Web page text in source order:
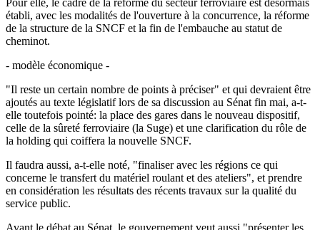
établi, avec les modalités de l'ouverture à la concurrence, la réforme
de la structure de la SNCF et la fin de l'embauche au statut de
cheminot.
- modèle économique -
"Il reste un certain nombre de points à préciser" et qui devraient être
ajoutés au texte législatif lors de sa discussion au Sénat fin mai, a-t-
elle toutefois pointé: la place des gares dans le nouveau dispositif,
celle de la sûreté ferroviaire (la Suge) et une clarification du rôle de
la holding qui coiffera la nouvelle SNCF.
Il faudra aussi, a-t-elle noté, "finaliser avec les régions ce qui
concerne le transfert du matériel roulant et des ateliers", et prendre
en considération les résultats des récents travaux sur la qualité du
service public.
Avant le débat au Sénat, le gouvernement veut aussi "présenter les